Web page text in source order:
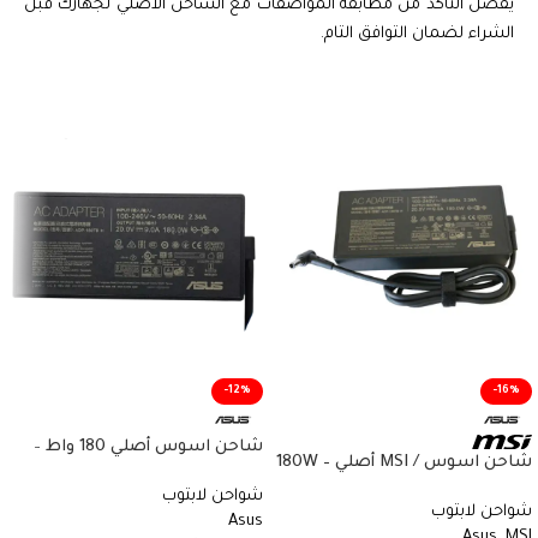
يفضل التأكد من مطابقة المواصفات مع الشاحن الأصلي لجهازك قبل
الشراء لضمان التوافق التام.
-16%
شاحن اسوس / MSI أصلي 180W –
180TB H – Genuine Asus / MSI
شواحن لابتوب
-12%
شاحن اسوس أصلي 180 واط –
ASUS ROG Zephyrus G14 G15 –
شواحن لابتوب
Asus